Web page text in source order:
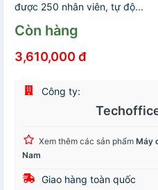
được 250 nhân viên, tự độ...
Còn hàng
3,610,000 đ
Công ty:
Xem thêm các sản phẩm Máy
Nam
Giao hàng toàn quốc